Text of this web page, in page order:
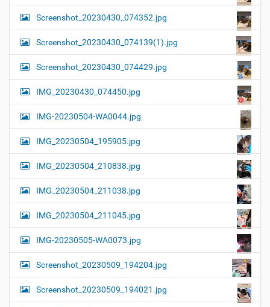
Screenshot_20230430_074352.jpg
Screenshot_20230430_074139(1).jpg
Screenshot_20230430_074429.jpg
IMG_20230430_074450.jpg
IMG-20230504-WA0044.jpg
IMG_20230504_195905.jpg
IMG_20230504_210838.jpg
IMG_20230504_211038.jpg
IMG_20230504_211045.jpg
IMG-20230505-WA0073.jpg
Screenshot_20230509_194204.jpg
Screenshot_20230509_194021.jpg